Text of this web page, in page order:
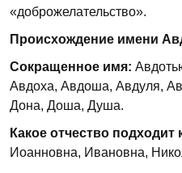
«доброжелательство».
Происхождение имени
Сокращенное имя:
Авдоха, Авдоша, Авдуля,
Дона, Доша, Душа.
Какое отчество подходит
Иоанновна, Ивановна,